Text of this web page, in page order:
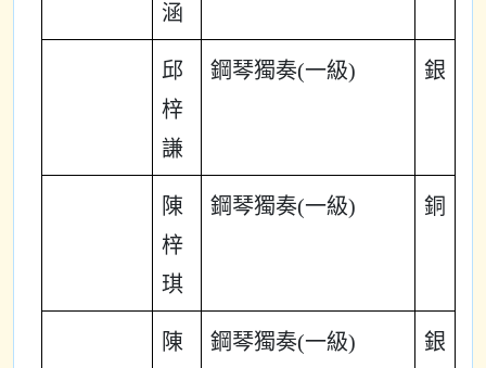
涵
邱
梓
謙
鋼琴獨奏(一級) 銀
陳
梓
琪
鋼琴獨奏(一級) 銅
陳
鋼琴獨奏(一級) 銀